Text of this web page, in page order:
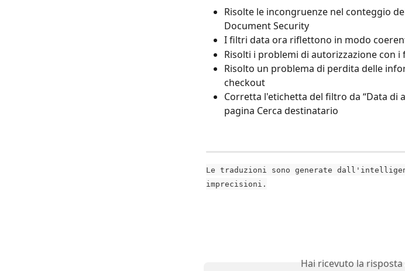
Risolte le incongruenze nel conteggio
Document Security
I filtri data ora riflettono in modo
Risolti i problemi di autorizzazione con i
Risolto un problema di perdita delle
checkout
Corretta l'etichetta del filtro da “Data di
pagina Cerca destinatario
Le traduzioni sono generate
imprecisioni.
Hai ricevuto la